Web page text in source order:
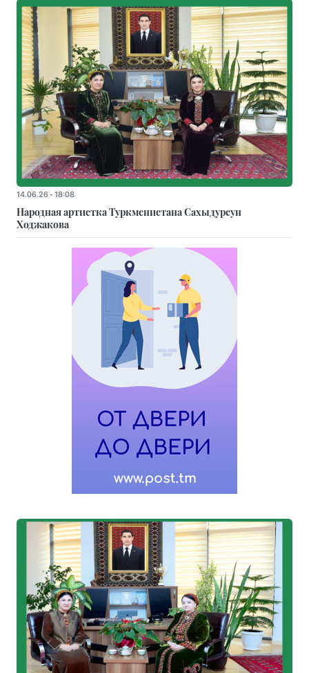
14.06.26 - 18:08
Народная артистка Туркменистана Сахыдурсун
Ходжакова